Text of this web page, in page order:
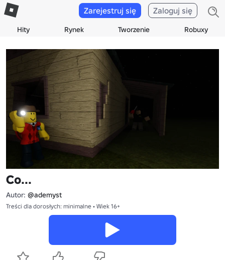
Hity Rynek Tworzenie Robuxy
Zarejestruj się Zaloguj się
Co...
Autor: @ademyst
Treści dla dorosłych: minimalne • Wiek 16+